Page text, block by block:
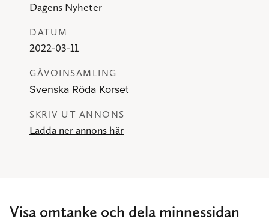
Dagens Nyheter
DATUM
2022-03-11
GÅVOINSAMLING
Svenska Röda Korset
SKRIV UT ANNONS
Ladda ner annons här
Visa omtanke och dela minnessidan